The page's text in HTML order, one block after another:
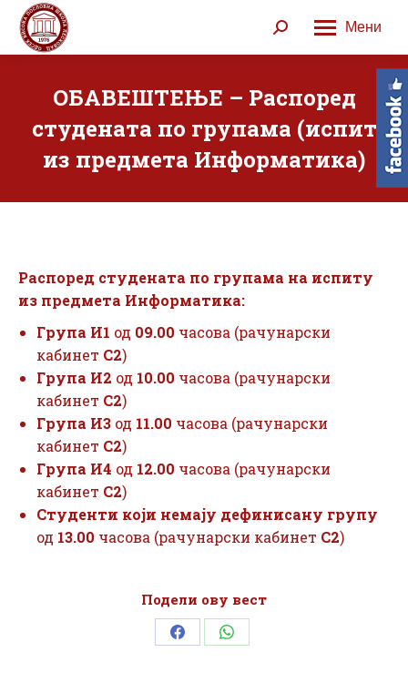
Мени
Search:
ОБАВЕШТЕЊЕ – Распоред
студената по групама (испит
из предмета Информатика)
Распоред студената по групама на испиту
из предмета Информатика:
Група И1 од 09.00 часова (рачунарски
кабинет С2)
Група И2 од 10.00 часова (рачунарски
кабинет С2)
Група И3 од 11.00 часова (рачунарски
кабинет С2)
Група И4 од 12.00 часова (рачунарски
кабинет С2)
Студенти који немају дефинисану групу
од 13.00 часова (рачунарски кабинет С2)
Подели ову вест
Share Share